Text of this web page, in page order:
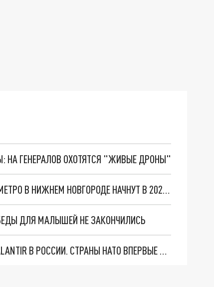
НА ГЕНЕРАЛОВ ОХОТЯТСЯ "ЖИВЫЕ ДРОНЫ"
ПОДГОТОВКУ К СТРОИТЕЛЬСТВУ НОВЫХ СТАНЦИЙ МЕТРО В НИЖНЕМ НОВГОРОДЕ НАЧНУТ В 2021 ГОДУ
ДЛЯ МАЛЫШЕЙ НЕ ЗАКОНЧИЛИСЬ
"ОЧЕНЬ ПЛОХИЕ НОВОСТИ": БОЛЬШАЯ ОШИБКА PALANTIR В РОССИИ. СТРАНЫ НАТО ВПЕРВЫЕ ЗА СВО ОСТАНОВИЛИ ПОСТАВКИ ОРУЖИЯ. ВСУ ТЕРЯЮТ ПРИГРАНИЧЬЕ?